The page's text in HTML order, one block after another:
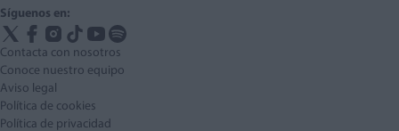
Síguenos en:
Contacta con nosotros
Conoce nuestro equipo
Aviso legal
Política de cookies
Política de privacidad